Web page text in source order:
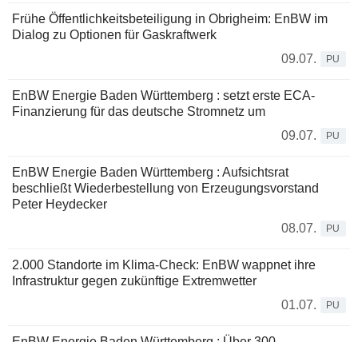
Frühe Öffentlichkeitsbeteiligung in Obrigheim: EnBW im
Dialog zu Optionen für Gaskraftwerk
09.07.
PU
EnBW Energie Baden Württemberg : setzt erste ECA-
Finanzierung für das deutsche Stromnetz um
09.07.
PU
EnBW Energie Baden Württemberg : Aufsichtsrat
beschließt Wiederbestellung von Erzeugungsvorstand
Peter Heydecker
08.07.
PU
2.000 Standorte im Klima-Check: EnBW wappnet ihre
Infrastruktur gegen zukünftige Extremwetter
01.07.
PU